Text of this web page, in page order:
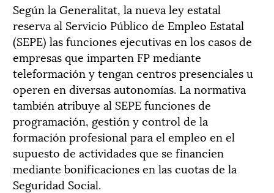
Según la Generalitat, la nueva ley estatal
reserva al Servicio Público de Empleo Estatal
(SEPE) las funciones ejecutivas en los casos de
empresas que imparten FP mediante
teleformación y tengan centros presenciales u
operen en diversas autonomías. La normativa
también atribuye al SEPE funciones de
programación, gestión y control de la
formación profesional para el empleo en el
supuesto de actividades que se financien
mediante bonificaciones en las cuotas de la
Seguridad Social.